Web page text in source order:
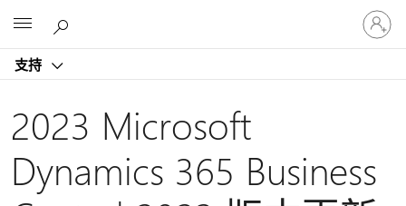
支持
登
入
您
2023 Microsoft
Dynamics 365 Business